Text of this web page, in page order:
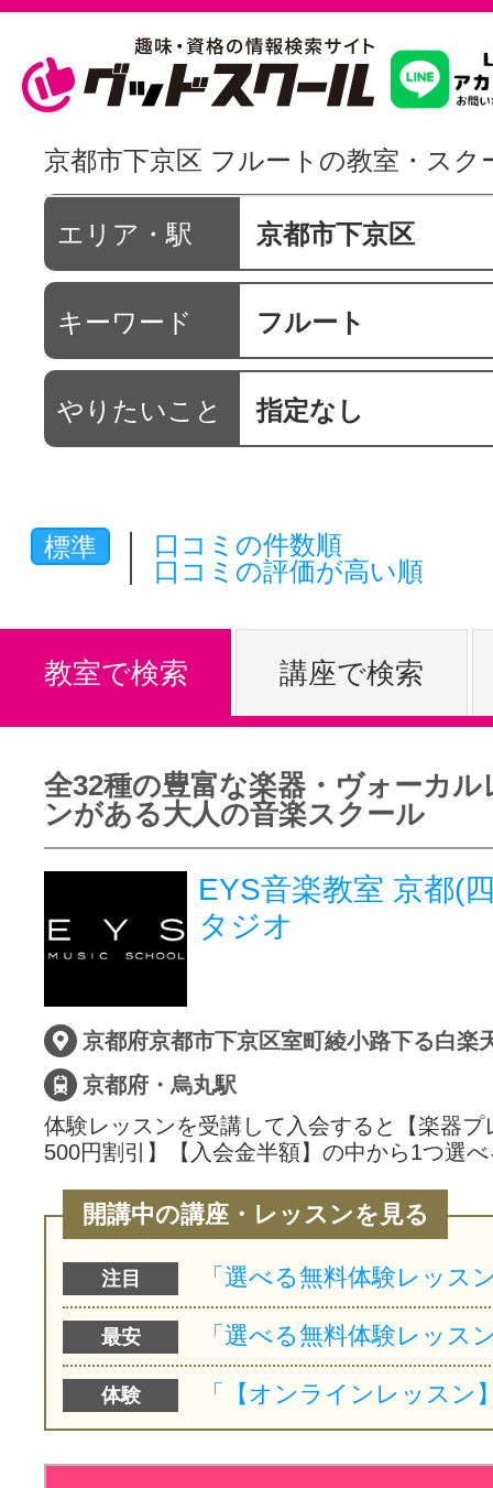
習いたいこ
スクールを
駅・路線か
通信講座を
体験レッス
やりたいこ
特集をみる
グッドスク
サイトマッ
京都市下京区 フルートの教室・スク
エリア・駅 京都市下京区
キーワード フルート
やりたいこと 指定なし
標準
口コミの件数順
口コミの評価が高い順
教室で検索 講座で検索
全32種の豊富な楽器・ヴォーカル
ンがある大人の音楽スクール
EYS音楽教室 京都(
タジオ
京都府・烏丸駅
体験レッスンを受講して入会すると【楽器プ
500円割引】【入会金半額】の中から1つ選
開講中の講座・レッスンを見る
注目
最安
体験